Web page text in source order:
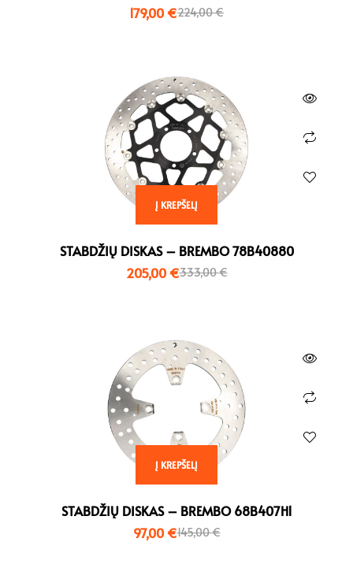
224,00€
179,00 €
Į KREPŠELĮ
STABDŽIŲ DISKAS – BREMBO 78B40880
333,00€
205,00 €
Į KREPŠELĮ
STABDŽIŲ DISKAS – BREMBO 68B407H1
145,00€
97,00 €